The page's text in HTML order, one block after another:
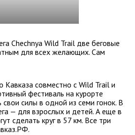
Chechnya Wild Trail две беговые
для всех желающих. Сам
Кавказа совместно с Wild Trail и
фестиваль на курорте
свои силы в одной из семи гонок. В
— для взрослых и детей. А еще в
сделать круг в 57 км. Все три